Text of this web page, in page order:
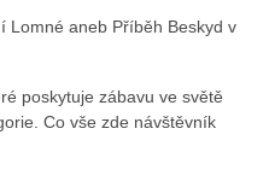
Lomné aneb Příběh Beskyd v
poskytuje zábavu ve světě
Co vše zde návštěvník